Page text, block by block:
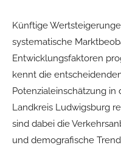
Künftige
systematische
Entwicklungsfaktoren
kennt die
Potenzialeinschätzung
Landkreis Ludwigsburg
sind dabei die
und demografische